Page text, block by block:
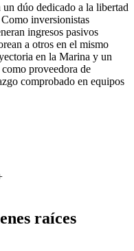
dúo dedicado a la libertad
inversionistas
ingresos pasivos
a otros en el mismo
en la Marina y un
proveedora de
comprobado en equipos
raíces